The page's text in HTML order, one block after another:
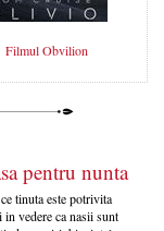
Filmul Obvilion
pentru nunta
tinuta este potrivita
in vedere ca nasii sunt